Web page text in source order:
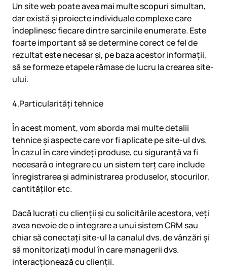
Un site web poate avea mai multe scopuri simultan,
dar există și proiecte individuale complexe care
îndeplinesc fiecare dintre sarcinile enumerate. Este
foarte important să se determine corect ce fel de
rezultat este necesar și, pe baza acestor informații,
să se formeze etapele rămase de lucru la crearea site-
ului.
4.Particularități tehnice
În acest moment, vom aborda mai multe detalii
tehnice și aspecte care vor fi aplicate pe site-ul dvs.
În cazul în care vindeți produse, cu siguranță va fi
necesară o integrare cu un sistem terț care include
înregistrarea și administrarea produselor, stocurilor,
cantităților etc.
Dacă lucrați cu clienții și cu solicitările acestora, veți
avea nevoie de o integrare a unui sistem CRM sau
chiar să conectați site-ul la canalul dvs. de vânzări și
să monitorizați modul în care managerii dvs.
interacționează cu clienții.